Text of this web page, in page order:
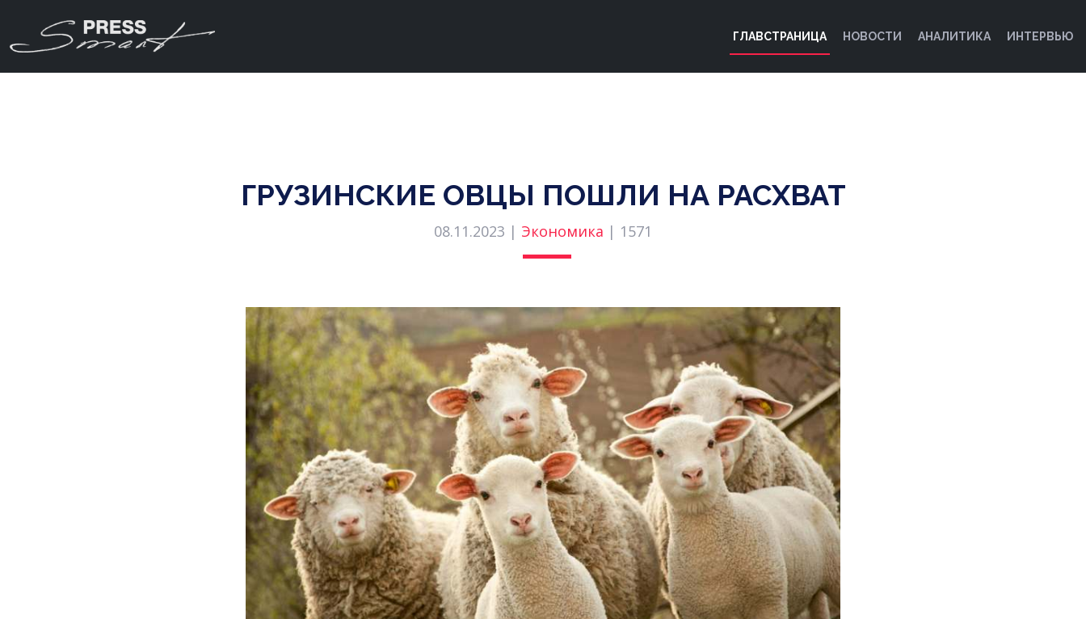
ГЛАВСТРАНИЦА НОВОСТИ АНАЛИТИКА ИНТЕРВЬЮ
ГРУЗИНСКИЕ ОВЦЫ ПОШЛИ НА РАСХВАТ
08.11.2023 | Экономика | 1571